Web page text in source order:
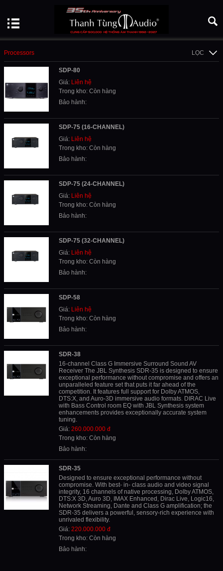
Processors LỌC
SDP-80
Giá: Liên hệ
Trong kho: Còn hàng
Bảo hành:
SDP-75 (16-CHANNEL)
Giá: Liên hệ
Trong kho: Còn hàng
Bảo hành:
SDP-75 (24-CHANNEL)
Giá: Liên hệ
Trong kho: Còn hàng
Bảo hành:
SDP-75 (32-CHANNEL)
Giá: Liên hệ
Trong kho: Còn hàng
Bảo hành:
SDP-58
Giá: Liên hệ
Trong kho: Còn hàng
Bảo hành:
SDR-38
16-channel Class G Immersive Surround Sound AV
Receiver The JBL Synthesis SDR-35 is designed to ensure
exceptional performance without compromise and offers an
unparalleled feature set that puts it far ahead of the
competition. It features full support for Dolby ATMOS,
DTS:X, and Auro-3D immersive audio formats. DIRAC Live
with Bass Control room EQ with JBL Synthesis system
enhancements provides exceptionally accurate system
tuning.
Giá: 260.000.000 đ
Trong kho: Còn hàng
Bảo hành:
SDR-35
Designed to ensure exceptional performance without
compromise. With best- in- class audio and video signal
integrity, 16 channels of native processing, Dolby ATMOS,
DTS:X 3D, Auro 3D, IMAX Enhanced, Dirac Live, Logic16,
Network Streaming, Dante and Class G amplification; the
SDR-35 delivers a powerful, sensory-rich experience with
unrivaled flexibility.
Giá: 220.000.000 đ
Trong kho: Còn hàng
Bảo hành: